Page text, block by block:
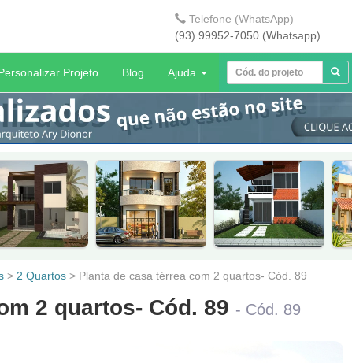
Telefone (WhatsApp)
(93) 99952-7050 (Whatsapp)
Projeto Blog Ajuda
> 2 Quartos > Planta de casa térrea com 2 quartos- Cód. 89
2 quartos- Cód. 89 - Cód. 89